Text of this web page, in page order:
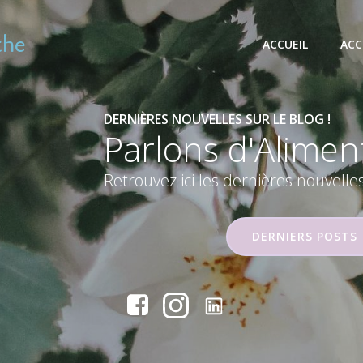
ACCUEIL
DERNIÈRES NOUVELLES SUR LE BLOG !
Parlons
Retrouvez ici les dernières
DERNIERS POSTS